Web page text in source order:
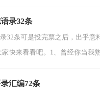
录32条
32条可是投完票之后，出乎
快来看看吧。1、曾经你当我
汇编72条